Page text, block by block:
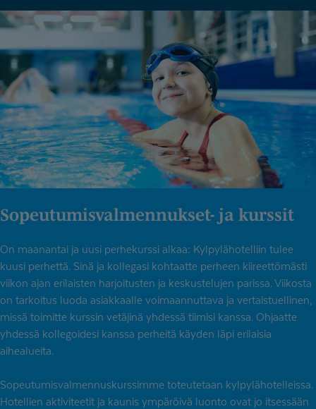
Sopeutumis­val­men­nukset- ja kurssit
On maanantai ja uusi perhekurssi alkaa: Kylpylähotelliin tulee
kuusi perhettä. Sinä ja kollegasi kohtaatte perheen kiireettömästi
viikon ajan erilaisten harjoitusten ja keskustelujen parissa. Viikosta
on tarkoitus luoda asiakkaalle voimaannuttava ja vertaistuellinen,
missä toimitte kurssin vetäjinä yhdessä tiimisi kanssa. Ohjaatte
yhdessä kollegoidesi kanssa perheitä käyden läpi erilaisia
aihealueita.
Sopeutumisvalmennuskurssimme toteutetaan kylpylähotelleissa.
Hotellien aktiviteetit ja kaunis ympäröivä luonto ovat jo itsessään